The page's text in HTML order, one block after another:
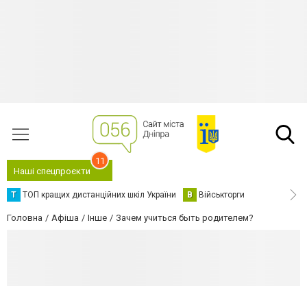
Наші спецпроєкти
11
Т ТОП кращих дистанційних шкіл України В Військторги
Головна Афіша Інше Зачем учиться быть родителем?